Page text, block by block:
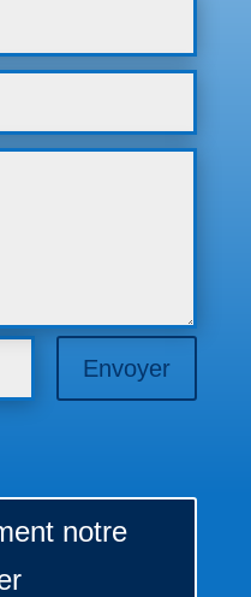
Envoyer
notre